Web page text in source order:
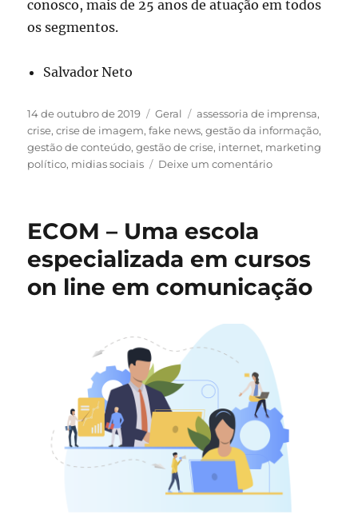
conosco, mais de 25 anos de atuação em todos
os segmentos.
Salvador Neto
Publicado
em
14 de outubro de 2019 Categorias
Geral Tags
assessoria de imprensa,
crise,crise de imagem,fake news,gestão da informação,
gestão de conteúdo,gestão de crise, internet, marketing
político, midias sociais Deixe um comentárioem
de
fake
news
ECOM – Uma escola
especializada em cursos
on line em comunicação